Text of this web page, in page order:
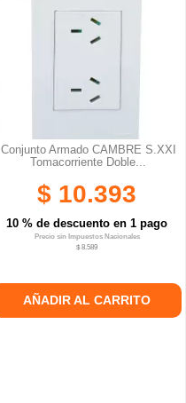
Conjunto Armado CAMBRE S.XXI
Tomacorriente Doble...
$ 10.393
10 % de descuento en 1 pago
Precio sin Impuestos Nacionales
$ 8.589
AÑADIR AL CARRITO